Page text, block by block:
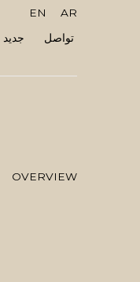
جديد تواصل
EN AR
OVERVIEW